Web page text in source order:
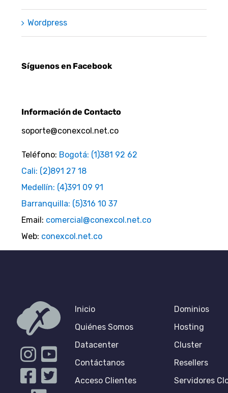
Wordpress
Síguenos en Facebook
Información de Contacto
soporte@conexcol.net.co
Teléfono: Bogotá: (1)381 92 62
Cali: (2)891 27 18
Medellín: (4)391 09 91
Barranquilla: (5)316 10 37
Email: comercial@conexcol.net.co
Web: conexcol.net.co
Inicio
Quiénes Somos
Datacenter
Contáctanos
Acceso Clientes
Dominios
Hosting
Cluster
Resellers
Servidores